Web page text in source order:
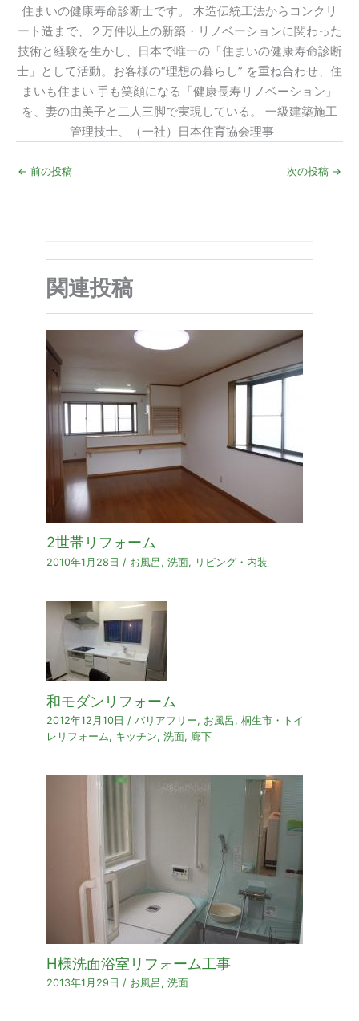
住まいの健康寿命診断士です。 木造伝統工法からコンクリ
ート造まで、２万件以上の新築・リノベーションに関わった
技術と経験を生かし、日本で唯一の「住まいの健康寿命診断
士」として活動。お客様の“理想の暮らし” を重ね合わせ、住
まいも住まい 手も笑顔になる「健康長寿リノベーション」
を、妻の由美子と二人三脚で実現している。 一級建築施工
管理技士、（一社）日本住育協会理事
← 前の投稿 次の投稿 →
関連投稿
2世帯リフォーム
2010年1月28日 / お風呂 , 洗面, リビング・内装
和モダンリフォーム
2012年12月10日 / バリアフリー, お風呂 , 桐生市・トイ
レリフォーム, キッチン, 洗面, 廊下
H様洗面浴室リフォーム工事
2013年1月29日 / お風呂 , 洗面